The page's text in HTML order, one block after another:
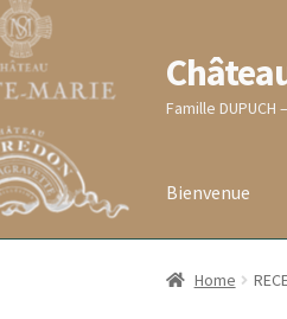
Aller
à
la
Aller
au
contenu
Famille
Bienvenue
Accueil Blog
Home